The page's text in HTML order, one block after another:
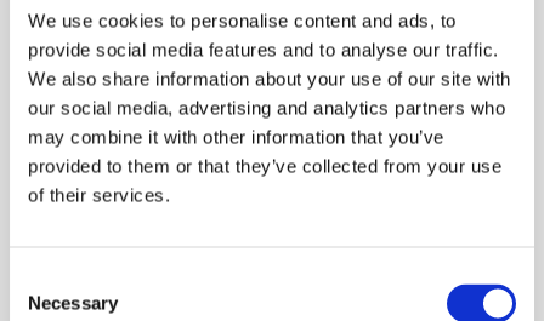
We use cookies to personalise content and ads, to
provide social media features and to analyse our traffic.
We also share information about your use of our site with
our social media, advertising and analytics partners who
may combine it with other information that you’ve
provided to them or that they’ve collected from your use
of their services.
Necessary
und die Zuschauerbindung durch KI-gestützte
Technik nachhaltig stärken.
KAI
SIEGMUND
CLUBSUPPORT@STA